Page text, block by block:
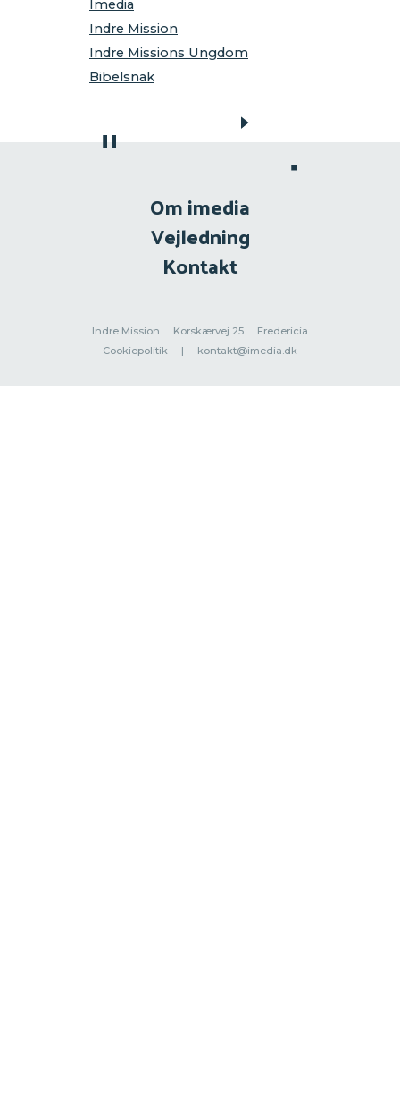
Imedia
Indre Mission
Indre Missions Ungdom
Bibelsnak
Om imedia
Vejledning
Kontakt
Indre Mission Korskærvej 25
Fredericia
Cookiepolitik
| kontakt@imedia.dk